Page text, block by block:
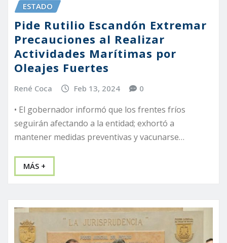
ESTADO
Pide Rutilio Escandón Extremar
Precauciones al Realizar
Actividades Marítimas por
Oleajes Fuertes
René Coca Feb 13, 2024 0
• El gobernador informó que los frentes fríos
seguirán afectando a la entidad; exhortó a
mantener medidas preventivas y vacunarse…
MÁS +